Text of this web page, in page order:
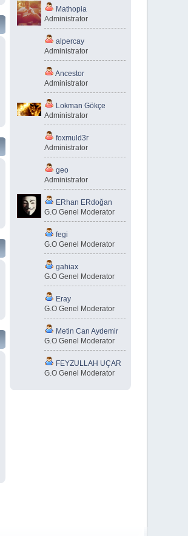
Mathopia
Administrator
alpercay
Administrator
Ancestor
Administrator
Lokman Gökçe
Administrator
foxmuld3r
Administrator
geo
Administrator
ERhan ERdoğan
G.O Genel Moderator
fegi
G.O Genel Moderator
gahiax
G.O Genel Moderator
Eray
G.O Genel Moderator
Metin Can Aydemir
G.O Genel Moderator
FEYZULLAH UÇAR
G.O Genel Moderator